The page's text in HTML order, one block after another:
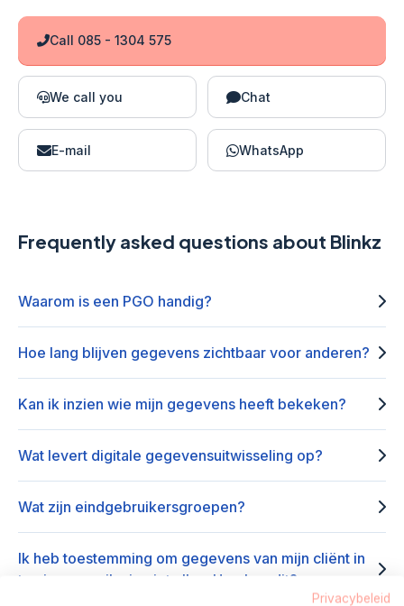
Call 085 - 1304 575
We call you Chat
E-mail WhatsApp
Frequently asked questions about Blinkz
Waarom is een PGO handig?
Hoe lang blijven gegevens zichtbaar voor anderen?
Kan ik inzien wie mijn gegevens heeft bekeken?
Wat levert digitale gegevensuitwisseling op?
Wat zijn eindgebruikersgroepen?
Ik heb toestemming om gegevens van mijn cliënt in
te zien maar ik zie niet alles. Hoe kan dit?
Privacybeleid